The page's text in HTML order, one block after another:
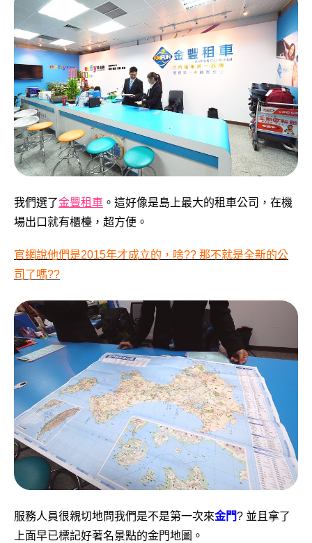
我們選了金豐租車 。這好像是島上最大的租車公司，在機
場出口就有櫃檯，超方便。
官網說他們是2015年才成立的，啥?? 那不就是全新的公
司了嗎??
服務人員很親切地問我們是不是第一次來金門? 並且拿了
上面早已標記好著名景點的金門地圖。